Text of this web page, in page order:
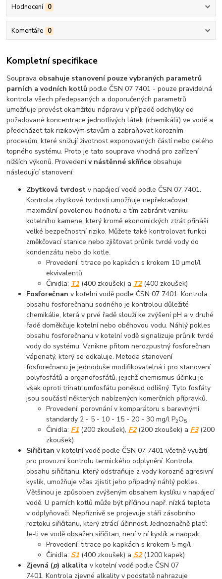
Hodnocení 0
Komentáře 0
Kompletní specifikace
Souprava obsahuje stanovení pouze vybraných parametrů
parních a vodních kotlůpodle ČSN 07 7401 - pouze pravidelná
kontrola všech předepsaných a doporučených parametrů
umožňuje provést okamžitou nápravu v případě odchylky od
požadované koncentrace jednotlivých látek (chemikálií) ve vodě a
předcházet tak rizikovým stavům a zabraňovat korozním
procesům, které snižují životnost exponovaných částí nebo celého
topného systému. Proto je tato souprava vhodná pro zařízení
nižších výkonů. Provedenív nástěnné skříňce obsahuje
následující stanovení:
Zbytková tvrdost v napájecí vodě podle ČSN 07 7401.
Kontrola zbytkové tvrdosti umožňuje nepřekračovat
maximální povolenou hodnotu a tím zabránit vzniku
kotelního kamene, který kromě ekonomických ztrát přináší
velké bezpečnostní riziko. Můžete také kontrolovat funkci
změkčovací stanice nebo zjišťovat průnik tvrdé vody do
kondenzátu nebo do kotle.
Provedení: titrace po kapkách s krokem 10 µmol/l
ekvivalentů
Činidla: T1 (400 zkoušek) a T2(400 zkoušek)
Fosforečnan v kotelní vodě podle ČSN 07 7401. Kontrola
obsahu fosforečnanu sodného je kontrolou důležité
chemikálie, která v prvé řadě slouží ke zvýšení pH a v druhé
řadě doměkčuje kotelní nebo oběhovou vodu. Náhlý pokles
obsahu fosforečnanu v kotelní vodě signalizuje průnik tvrdé
vody do systému. Vznikne přitom nerozpustný fosforečnan
vápenatý, který se odkaluje. Metoda stanovení
fosforečnanu je jednoduše modifikovatelná i pro stanovení
polyfosfátů a organofosfátů, jejichž chemismus účinku je
však oproti trinatriumfosfátu poněkud odlišný. Tyto fosfáty
jsou součástí některých nabízených komerčních přípravků.
Provedení: porovnání v komparátoru s barevnými
standardy 2 - 5 - 10 - 15 - 20 - 30 mg/l P2O5
Činidla: F1 (200 zkoušek), F2(200 zkoušek) a F3(200
zkoušek)
Siřičitan v kotelní vodě podle ČSN 07 7401 včetně využití
pro provozní kontrolu termického odplynění. Kontrola
obsahu siřičitanu, který odstraňuje z vody korozně agresivní
kyslík, umožňuje včas zjistit jeho případný náhlý pokles.
Většinou je způsoben zvýšeným obsahem kyslíku v napájecí
vodě. U parních kotlů může být příčinou např. nízká teplota
v odplyňovači. Nepříznivě se projevuje stáří zásobního
roztoku siřičitanu, který ztrácí účinnost. Jednoznačně platí:
Je-li ve vodě obsažen siřičitan, není v ní kyslík a naopak.
Provedení: titrace po kapkách s krokem 5 mg/l
Činidla: S1 (400 zkoušek) a S2 (1200 kapek)
Zjevná (p) alkalita v kotelní vodě podle ČSN 07
7401. Kontrola zjevné alkality v podstatě nahrazuje